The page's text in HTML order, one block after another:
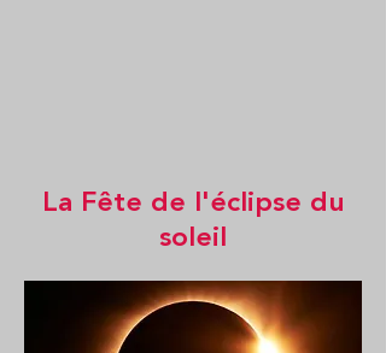
La Fête de l'éclipse du
soleil